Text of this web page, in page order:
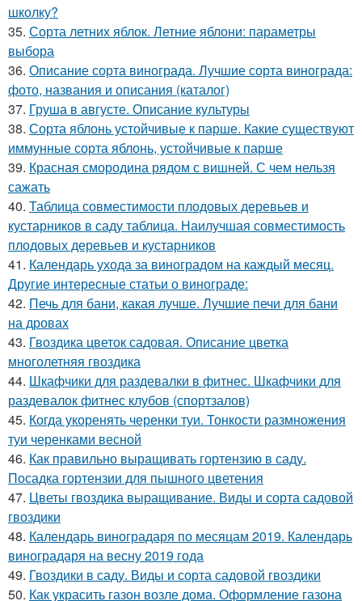
школку?
35. Сорта летних яблок. Летние яблони: параметры
выбора
36. Описание сорта винограда. Лучшие сорта винограда:
фото, названия и описания (каталог)
37. Груша в августе. Описание культуры
38. Сорта яблонь устойчивые к парше. Какие существуют
иммунные сорта яблонь, устойчивые к парше
39. Красная смородина рядом с вишней. С чем нельзя
сажать
40. Таблица совместимости плодовых деревьев и
кустарников в саду таблица. Наилучшая совместимость
плодовых деревьев и кустарников
41. Календарь ухода за виноградом на каждый месяц.
Другие интересные статьи о винограде:
42. Печь для бани, какая лучше. Лучшие печи для бани
на дровах
43. Гвоздика цветок садовая. Описание цветка
многолетняя гвоздика
44. Шкафчики для раздевалки в фитнес. Шкафчики для
раздевалок фитнес клубов (спортзалов)
45. Когда укоренять черенки туи. Тонкости размножения
туи черенками весной
46. Как правильно выращивать гортензию в саду.
Посадка гортензии для пышного цветения
47. Цветы гвоздика выращивание. Виды и сорта садовой
гвоздики
48. Календарь виноградаря по месяцам 2019. Календарь
виноградаря на весну 2019 года
49. Гвоздики в саду. Виды и сорта садовой гвоздики
50. Как украсить газон возле дома. Оформление газона